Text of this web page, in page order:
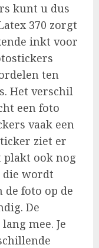
kunt u dus
370 zorgt
inkt voor
ten
Het verschil
een foto
vaak een
ziet er
ook nog
die wordt
foto op de
De
mee. Je